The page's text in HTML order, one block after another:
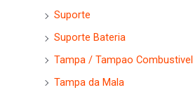
Suporte
Suporte Bateria
Tampa / Tampao Combustivel
Tampa da Mala